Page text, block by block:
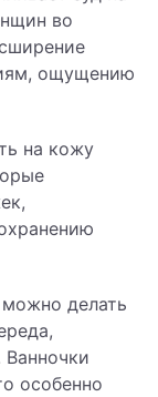
во
ощущению
на кожу
делать
особенно